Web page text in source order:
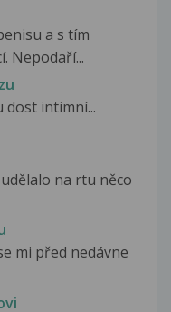
a s tím
Nepodaří...
dost intimní...
na rtu něco
mi před nedávne